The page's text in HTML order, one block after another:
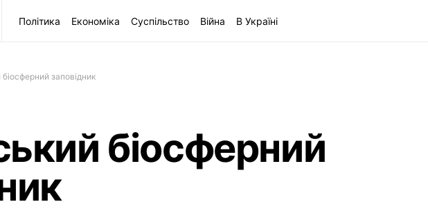
Політика Економіка Суспільство Війна В Україні
заповідник
біосферний